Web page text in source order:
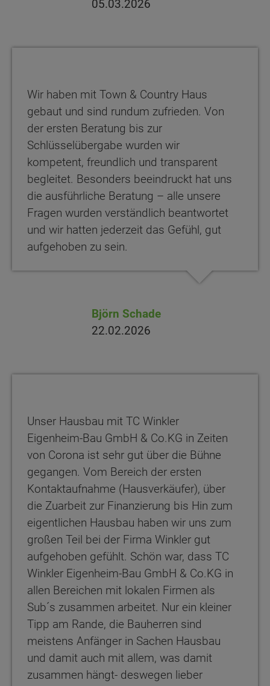
05.03.2026
Wir haben mit Town & Country Haus
gebaut und sind rundum zufrieden. Von
der ersten Beratung bis zur
Schlüsselübergabe wurden wir
kompetent, freundlich und transparent
begleitet. Besonders beeindruckt hat uns
die ausführliche Beratung – alle unsere
Fragen wurden verständlich beantwortet
und wir hatten jederzeit das Gefühl, gut
aufgehoben zu sein.
Björn Schade
22.02.2026
Unser Hausbau mit TC Winkler
Eigenheim-Bau GmbH & Co.KG in Zeiten
von Corona ist sehr gut über die Bühne
gegangen. Vom Bereich der ersten
Kontaktaufnahme (Hausverkäufer), über
die Zuarbeit zur Finanzierung bis Hin zum
eigentlichen Hausbau haben wir uns zum
großen Teil bei der Firma Winkler gut
aufgehoben gefühlt. Schön war, dass TC
Winkler Eigenheim-Bau GmbH & Co.KG in
allen Bereichen mit lokalen Firmen als
Sub´s zusammen arbeitet. Nur ein kleiner
Tipp am Rande, die Bauherren sind
meistens Anfänger in Sachen Hausbau
und damit auch mit allem, was damit
zusammen hängt- deswegen lieber